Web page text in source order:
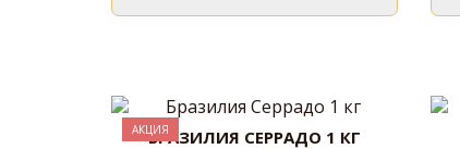
АКЦИЯ
АКЦИЯБРАЗИЛИЯ СЕРРАДО 1 КГ